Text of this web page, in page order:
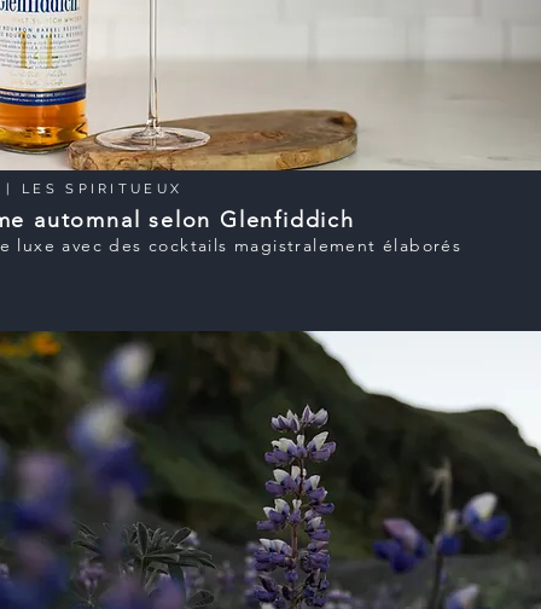
| LES SPIRITUEUX
automnal selon Glenfiddich
luxe avec des cocktails magistralement élaborés